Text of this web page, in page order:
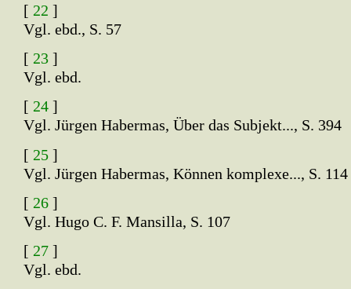
[ 22 ]
Vgl. ebd., S. 57
[ 23 ]
Vgl. ebd.
[ 24 ]
Vgl. Jürgen Habermas, Über das Subjekt..., S. 394
[ 25 ]
Vgl. Jürgen Habermas, Können komplexe..., S. 114
[ 26 ]
Vgl. Hugo C. F. Mansilla, S. 107
[ 27 ]
Vgl. ebd.